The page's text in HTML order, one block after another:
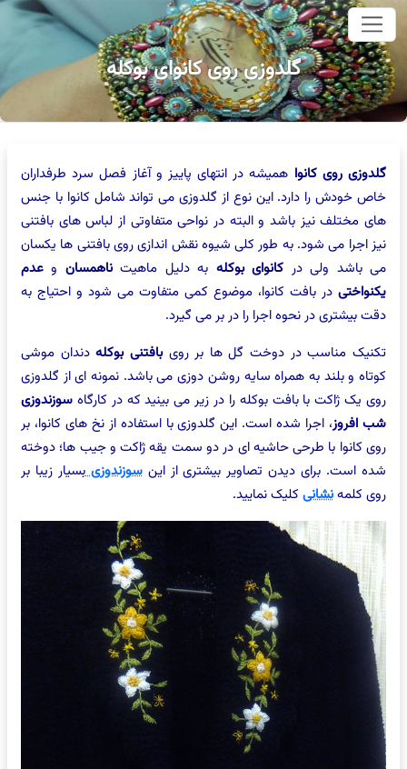
اصلی
گلدوزی روی کانوای بوکله
گلدوزی روی کانوا همیشه در انتهای پاییز و آغاز فصل سرد طرفداران
خاص خودش را دارد. این نوع از گلدوزی می تواند شامل کانوا با جنس
های مختلف نیز باشد و البته در نواحی متفاوتی از لباس های بافتنی
نیز اجرا می شود. به طور کلی شیوه نقش اندازی روی بافتنی ها یکسان
می باشد ولی در کانوای بوکله به دلیل ماهیتناهمسان و عدم
یکنواختی در بافت کانوا، موضوع کمی متفاوت می شود و احتیاج به
دقت بیشتری در نحوه اجرا را در بر می گیرد.
تکنیک مناسب در دوخت گل ها بر رویبافتنی بوکلهدندان موشی
کوتاه و بلند به همراه سایه روشن دوزی می باشد. نمونه ای از گلدوزی
روی یک ژاکت با بافت بوکله را در زیر می بینید که در کارگاه سوزندوزی
شب افروز، اجرا شده است. این گلدوزی با استفاده از نخ های کانوا، بر
روی کانوا با طرحی حاشیه ای در دو سمت یقه ژاکت و جیب ها؛ دوخته
شده است. برای دیدن تصاویر بیشتری از اینسوزندوزی بسیار زیبا بر
روی کلمهنشانیکلیک نمایید.